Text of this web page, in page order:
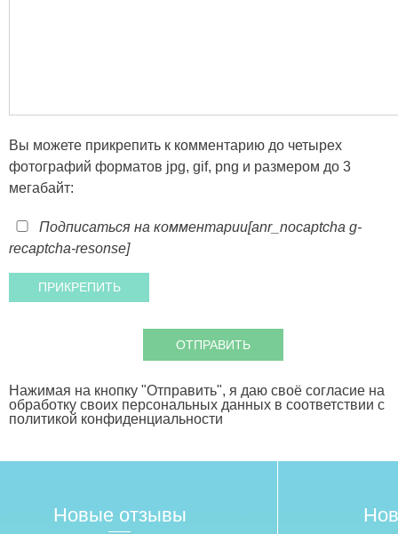
Вы можете прикрепить к комментарию до четырех
фотографий форматов jpg, gif, png и размером до 3
мегабайт:
Подписаться на комментарии[anr_nocaptcha g-
recaptcha-resonse]
Нажимая на кнопку "Отправить", я даю своё согласие на
обработку своих персональных данных в соответствии с
политикой конфиденциальности
Новые отзывы